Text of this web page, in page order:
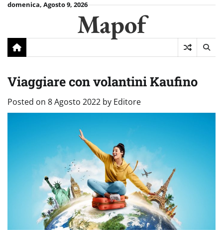
Skipdomenica, Agosto 9, 2026
Mapof
Viaggiare con volantini Kaufino
Posted on 8 Agosto 2022 by Editore